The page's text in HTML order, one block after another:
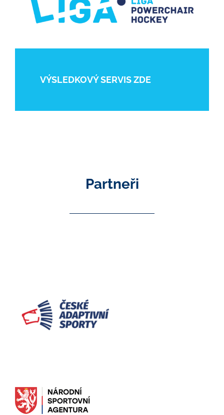
VÝSLEDKOVÝ SERVIS ZDE
Partneři